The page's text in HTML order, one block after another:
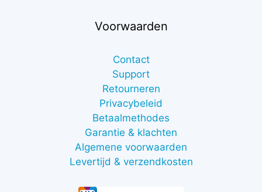
Voorwaarden
Contact
Support
Retourneren
Privacybeleid
Betaalmethodes
Garantie & klachten
Algemene voorwaarden
Levertijd & verzendkosten